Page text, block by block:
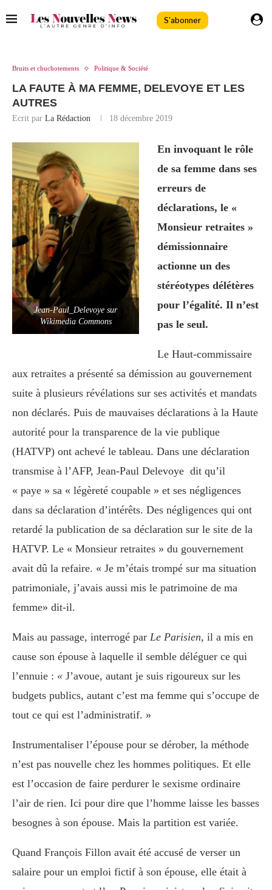
S'abonner
Bruits et chuchotements Politique & Société
LA FAUTE À MA FEMME, DELEVOYE ET LES
AUTRES
Ecrit par La Rédaction 18 décembre 2019
Jean-Paul_Delevoye sur
Wikimedia Commons
En invoquant le rôle
de sa femme dans ses
erreurs de
déclarations, le «
Monsieur retraites »
démissionnaire
actionne un des
stéréotypes délétères
pour l’égalité. Il n’est
pas le seul.
Le Haut-commissaire
aux retraites a présenté sa démission au gouvernement
suite à plusieurs révélations sur ses activités et mandats
non déclarés. Puis de mauvaises déclarations à la Haute
autorité pour la transparence de la vie publique
(HATVP) ont achevé le tableau. Dans une déclaration
transmise à l’AFP, Jean-Paul Delevoye dit qu’il
« paye » sa « légèreté coupable » et ses négligences
dans sa déclaration d’intérêts. Des négligences qui ont
retardé la publication de sa déclaration sur le site de la
HATVP. Le « Monsieur retraites » du gouvernement
avait dû la refaire. « Je m’étais trompé sur ma situation
patrimoniale, j’avais aussi mis le patrimoine de ma
femme» dit-il.
Mais au passage, interrogé par Le Parisien, il a mis en
cause son épouse à laquelle il semble déléguer ce qui
l’ennuie : « J’avoue, autant je suis rigoureux sur les
budgets publics, autant c’est ma femme qui s’occupe de
tout ce qui est l’administratif. »
Instrumentaliser l’épouse pour se dérober, la méthode
n’est pas nouvelle chez les hommes politiques. Et elle
est l’occasion de faire perdurer le sexisme ordinaire
l’air de rien. Ici pour dire que l’homme laisse les basses
besognes à son épouse. Mais la partition est variée.
Quand François Fillon avait été accusé de verser un
salaire pour un emploi fictif à son épouse, elle était à